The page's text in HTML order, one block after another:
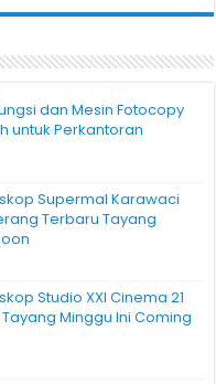
dan Mesin Fotocopy
untuk Perkantoran
Supermal Karawaci
Terbaru Tayang
Studio XXI Cinema 21
Minggu Ini Coming